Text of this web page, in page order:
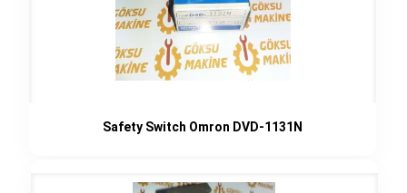
Safety Switch Omron DVD-1131N